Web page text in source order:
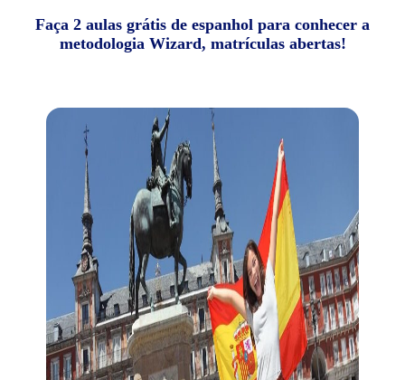
Faça 2 aulas grátis de espanhol para conhecer a
metodologia Wizard, matrículas abertas!